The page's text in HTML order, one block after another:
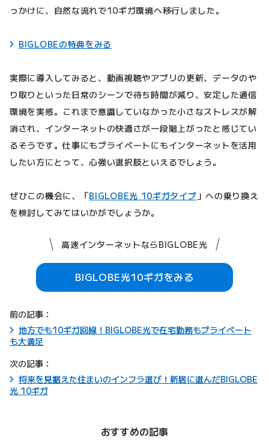
っかけに、自然な流れで10ギガ環境へ移行しました。
BIGLOBEの特典をみる
実際に導入してみると、動画視聴やアプリの更新、データのや
り取りといった日常のシーンで待ち時間が減り、安定した通信
環境を実感。これまで意識していなかった小さなストレスが解
消され、インターネットの快適さが一段階上がったと感じてい
るそうです。仕事にもプライベートにもインターネットを活用
したい方にとって、心強い選択肢といえるでしょう。
ぜひこの機会に、「BIGLOBE光 10ギガタイプ 」への乗り換え
を検討してみてはいかがでしょうか。
高速インターネットならBIGLOBE光
BIGLOBE光10ギガをみる
前の記事：
地方でも10ギガ回線！BIGLOBE光で在宅勤務もプライベート
も大満足
次の記事：
将来を見据えた住まいのインフラ選び！新居に選んだBIGLOBE
光 10ギガ
おすすめの記事